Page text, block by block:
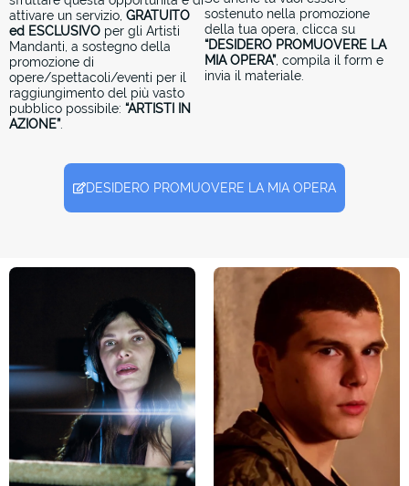
attivare un servizio, GRATUITO
ed ESCLUSIVO per gli Artisti
Mandanti, a sostegno della
promozione di
opere/spettacoli/eventi per il
raggiungimento del più vasto
pubblico possibile: “ARTISTI IN
AZIONE”.
sostenuto nella promozione
della tua opera, clicca su
“DESIDERO PROMUOVERE LA
MIA OPERA”, compila il form e
invia il materiale.
DESIDERO PROMUOVERE LA MIA OPERA
Attrice/Doppiatrice Attore